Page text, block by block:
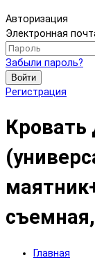
Авторизация
Электронная
Забыли пароль?
Войти
Регистрация
Кровать
Главная